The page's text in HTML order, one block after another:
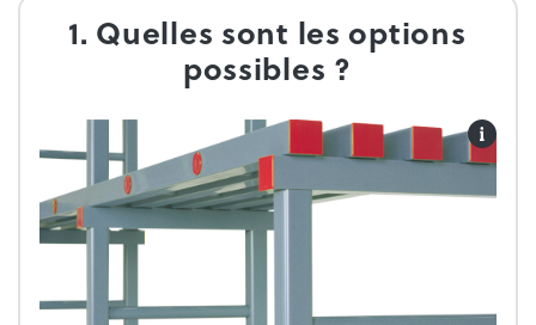
1. Quelles sont les options
possibles ?